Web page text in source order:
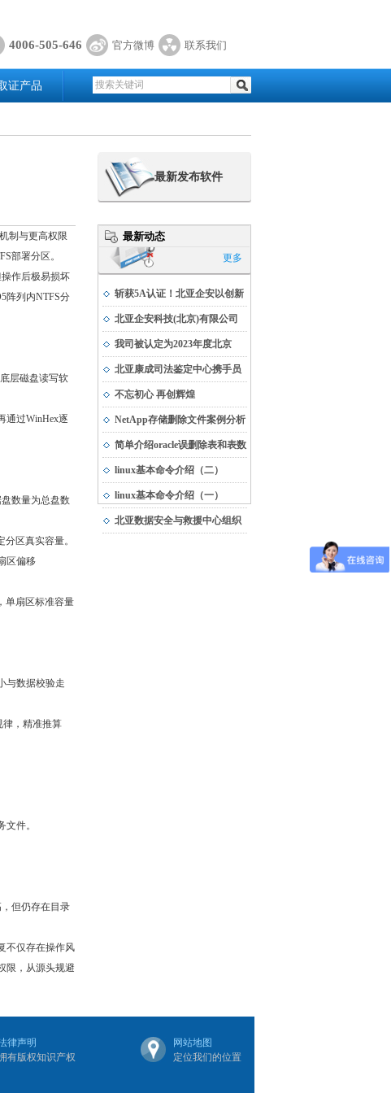
4006-505-646 官方微博 联系我们
证产品
制与更高权限
部署分区。
作后极易损坏
阵列内NTFS分
层磁盘读写软
通过WinHex逐
数量为总盘数
区真实容量。
区偏移
单扇区标准容量
与数据校验走
律，精准推算
件。
但仍存在目录
不仅存在操作风
限，从源头规避
最新发布软件
最新动态
更多
斩获5A认证！北亚企安以创新
实力书写科技发展新篇
北亚企安科技(北京)有限公司
荣获公安部科学技术奖
我司被认定为2023年度北京
市“专精特新”中小企业
北亚康成司法鉴定中心携手员
工，与受灾地区共渡难关
不忘初心 再创辉煌
NetApp存储删除文件案例分析
简单介绍oracle误删除表和表数
据的恢复方法
linux基本命令介绍（二）
linux基本命令介绍（一）
北亚数据安全与救援中心组织
律声明
有版权知识产权
网站地图
定位我们的位置